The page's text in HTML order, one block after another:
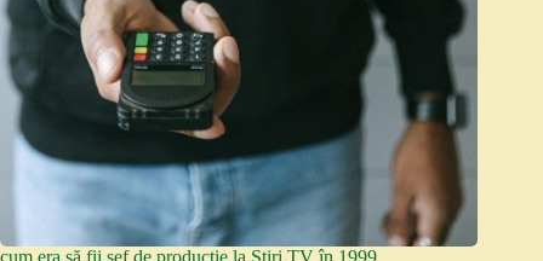
cum era să fii șef de producție la Știri TV în 1999